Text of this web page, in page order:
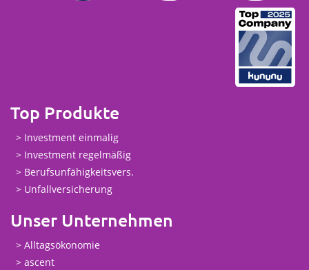
Top Produkte
Investment einmalig
Investment regelmäßig
Berufsunfähigkeitsvers.
Unfallversicherung
Unser Unternehmen
Alltagsökonomie
ascent